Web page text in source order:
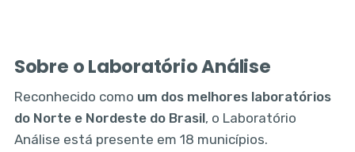
Sobre o Laboratório Análise
Reconhecido como um dos melhores laboratórios
do Norte e Nordeste do Brasil, o Laboratório
Análise está presente em 18 municípios.